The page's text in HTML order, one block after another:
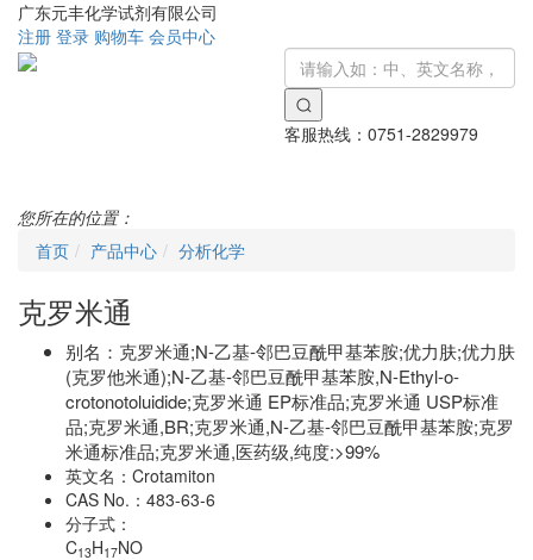
广东元丰化学试剂有限公司
注册 登录 购物车 会员中心
客服热线： 0751-2829979
您所在的位置：
首页
产品中心 分析化学
克罗米通
别名： 克罗米通;N-乙基-邻巴豆酰甲基苯胺;优力肤;优力肤
(克罗他米通);N-乙基-邻巴豆酰甲基苯胺,N-Ethyl-o-
crotonotoluidide;克罗米通 EP标准品;克罗米通 USP标准
品;克罗米通,BR;克罗米通,N-乙基-邻巴豆酰甲基苯胺;克罗
米通标准品;克罗米通,医药级,纯度:>99%
英文名： Crotamiton
CAS No.： 483-63-6
分子式：
C13H17NO